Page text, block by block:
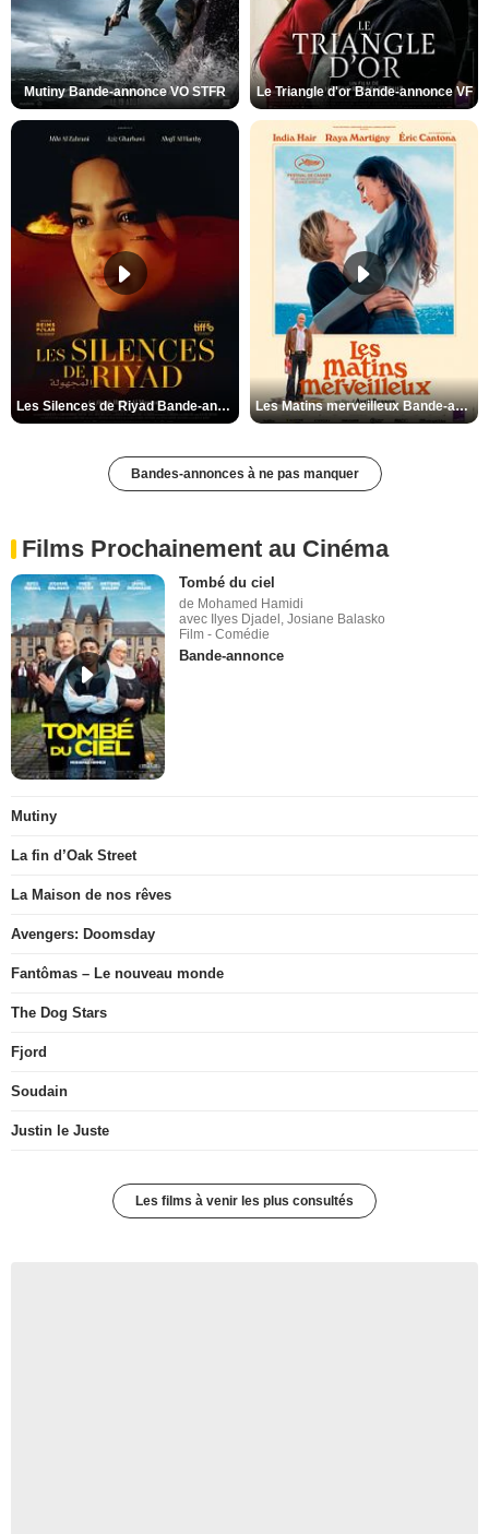
Mutiny Bande-annonce VO STFR Le Triangle d'or Bande-annonce VF
Les Silences de Riyad Bande-annonce VO STFR Les Matins merveilleux Bande-annonce VF
Bandes-annonces à ne pas manquer
Films Prochainement au Cinéma
Tombé du ciel
de Mohamed Hamidi
avec Ilyes Djadel, Josiane Balasko
Film - Comédie
Bande-annonce
Mutiny
La fin d’Oak Street
La Maison de nos rêves
Avengers: Doomsday
Fantômas – Le nouveau monde
The Dog Stars
Fjord
Soudain
Justin le Juste
Les films à venir les plus consultés